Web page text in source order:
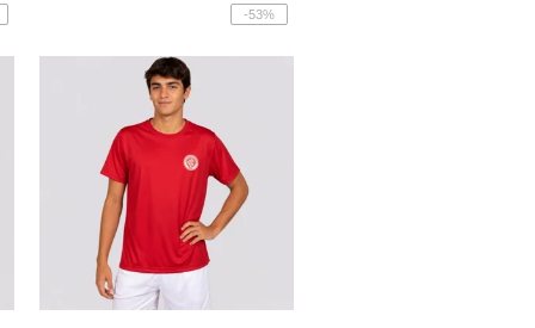
-53%